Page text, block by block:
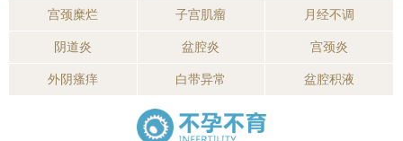
宫颈糜烂 子宫肌瘤 月经不调
阴道炎 盆腔炎 宫颈炎
外阴瘙痒 白带异常 盆腔积液